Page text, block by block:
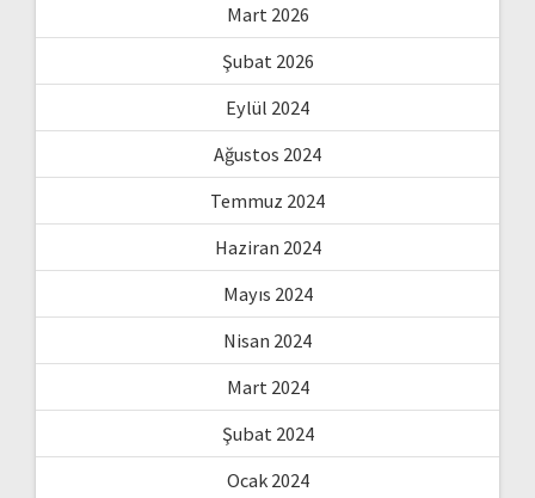
Mart 2026
Şubat 2026
Eylül 2024
Ağustos 2024
Temmuz 2024
Haziran 2024
Mayıs 2024
Nisan 2024
Mart 2024
Şubat 2024
Ocak 2024